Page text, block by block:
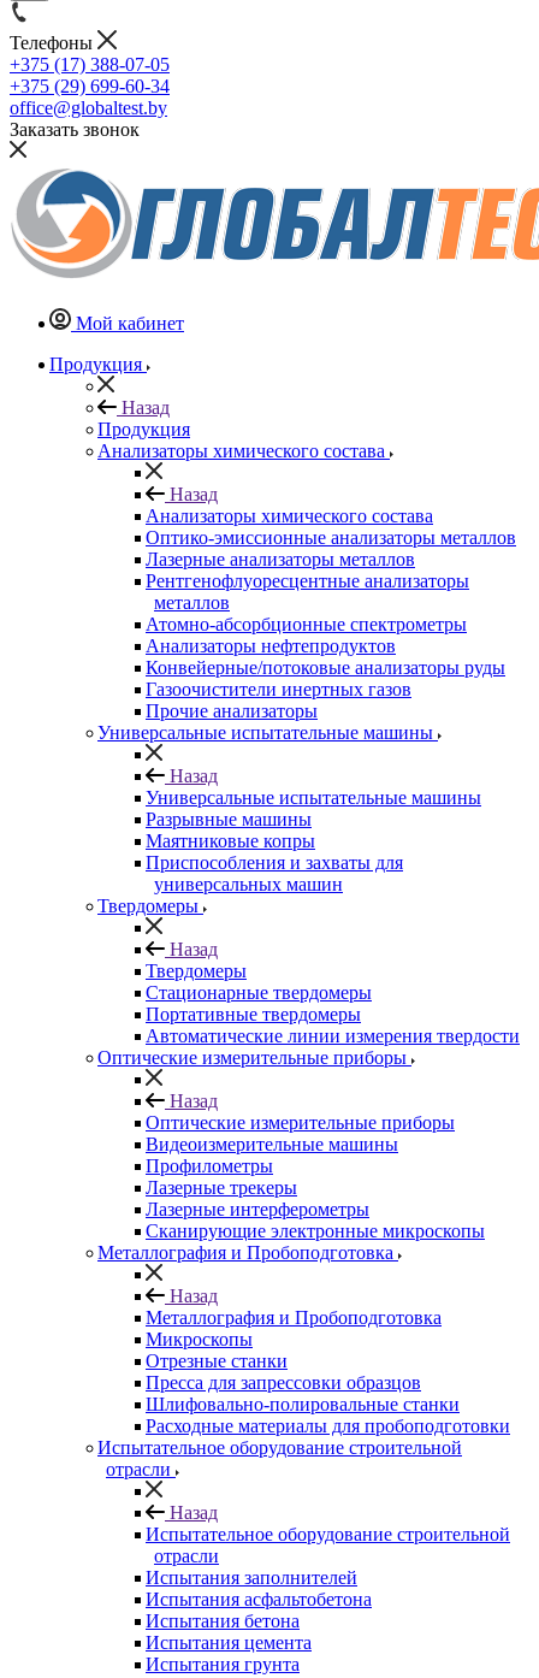
Телефоны
+375 (17) 388-07-05
+375 (29) 699-60-34
office@globaltest.by
Заказать звонок
Мой кабинет
Продукция
Назад
Продукция
Анализаторы химического состава
Назад
Анализаторы химического состава
Оптико-эмиссионные анализаторы металлов
Лазерные анализаторы металлов
Рентгенофлуоресцентные анализаторы
металлов
Атомно-абсорбционные спектрометры
Анализаторы нефтепродуктов
Конвейерные/потоковые анализаторы руды
Газоочистители инертных газов
Прочие анализаторы
Универсальные испытательные машины
Назад
Универсальные испытательные машины
Разрывные машины
Маятниковые копры
Приспособления и захваты для
универсальных машин
Твердомеры
Назад
Твердомеры
Стационарные твердомеры
Портативные твердомеры
Автоматические линии измерения твердости
Оптические измерительные приборы
Назад
Оптические измерительные приборы
Видеоизмерительные машины
Профилометры
Лазерные трекеры
Лазерные интерферометры
Сканирующие электронные микроскопы
Металлография и Пробоподготовка
Назад
Металлография и Пробоподготовка
Микроскопы
Отрезные станки
Пресса для запрессовки образцов
Шлифовально-полировальные станки
Расходные материалы для пробоподготовки
Испытательное оборудование строительной
отрасли
Назад
Испытательное оборудование строительной
отрасли
Испытания заполнителей
Испытания асфальтобетона
Испытания бетона
Испытания цемента
Испытания грунта